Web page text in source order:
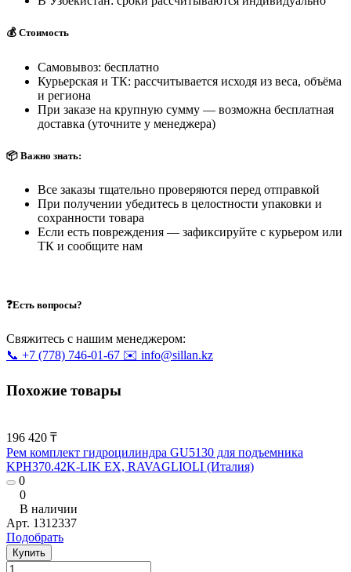
💰 Стоимость
Самовывоз: бесплатно
Курьерская и ТК: рассчитывается исходя из веса, объёма
и региона
При заказе на крупную сумму — возможна бесплатная
доставка (уточните у менеджера)
📦 Важно знать:
Все заказы тщательно проверяются перед отправкой
При получении убедитесь в целостности упаковки и
сохранности товара
Если есть повреждения — зафиксируйте с курьером или
ТК и сообщите нам
❓Есть вопросы?
Свяжитесь с нашим менеджером:
📞 +7 (778) 746-01-67 ✉️ info@sillan.kz
Похожие товары
196 420 ₸
Рем комплект гидроцилиндра GU5130 для подъемника
KPH370.42K-LIK EX, RAVAGLIOLI (Италия)
0
0
В наличии
Арт. 1312337
Подобрать
Купить